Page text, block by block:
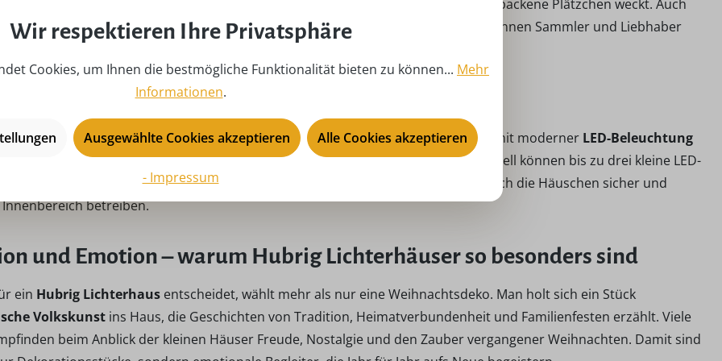
Kindheitserinnerungen an frisch gebackene Plätzchen weckt. Auch
Gebäude wie Schule, Kirche oder Rathaus finden sich unter den Modellen. So können Sammler und Liebhaber
Beleuchtung für die Adventszeit
in der dunklen Jahreszeit entfalten die Lichterhäuser ihren Zauber. Ausgestattet mit moderner LED-Beleuchtung
für ein warmes, angenehmes Licht und sind energiesparend zugleich. Je nach Modell können bis zu drei kleine LED-
werden. Mit einem passenden Trafo (110–120 V oder 220–230 V) lassen sich die Häuschen sicher und
betreiben.
und Emotion – warum Hubrig Lichterhäuser so besonders sind
ein Hubrig Lichterhaus entscheidet, wählt mehr als nur eine Weihnachtsdeko. Man holt sich ein Stück
Volkskunst ins Haus, die Geschichten von Tradition, Heimatverbundenheit und Familienfesten erzählt. Viele
beim Anblick der kleinen Häuser Freude, Nostalgie und den Zauber vergangener Weihnachten. Damit sind
Wir respektieren Ihre Privatsphäre
Cookies, um Ihnen die bestmögliche Funktionalität bieten zu können... Mehr
Informationen.
Ausgewählte Cookies akzeptieren Alle Cookies akzeptieren
- Impressum